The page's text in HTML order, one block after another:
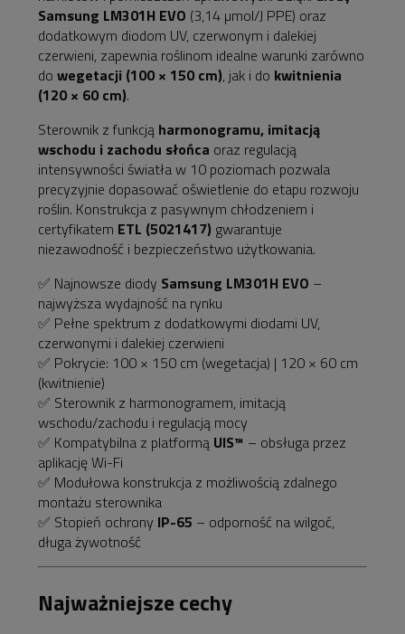
Samsung LM301H EVO (3,14 µmol/J PPE) oraz
dodatkowym diodom UV, czerwonym i dalekiej
czerwieni, zapewnia roślinom idealne warunki zarówno
do wegetacji (100 × 150 cm), jak i do kwitnienia
(120 × 60 cm).
Sterownik z funkcją harmonogramu, imitacją
wschodu i zachodu słońca oraz regulacją
intensywności światła w 10 poziomach pozwala
precyzyjnie dopasować oświetlenie do etapu rozwoju
roślin. Konstrukcja z pasywnym chłodzeniem i
certyfikatem ETL (5021417) gwarantuje
niezawodność i bezpieczeństwo użytkowania.
✅ Najnowsze diody Samsung LM301H EVO –
najwyższa wydajność na rynku
✅ Pełne spektrum z dodatkowymi diodami UV,
czerwonymi i dalekiej czerwieni
✅ Pokrycie: 100 × 150 cm (wegetacja) | 120 × 60 cm
(kwitnienie)
✅ Sterownik z harmonogramem, imitacją
wschodu/zachodu i regulacją mocy
✅ Kompatybilna z platformą UIS™ – obsługa przez
aplikację Wi-Fi
✅ Modułowa konstrukcja z możliwością zdalnego
montażu sterownika
✅ Stopień ochrony IP-65 – odporność na wilgoć,
długa żywotność
Najważniejsze cechy